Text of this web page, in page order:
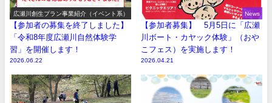
広瀬川創生プラン事業紹介（イベント系）
【参加者の募集を終了しました】
「令和8年度広瀬川自然体験学
習」を開催します！
2026.06.22
News
【参加者募集】 5月5日に「広瀬
川ボート・カヤック体験」（おや
こフェス）を実施します！
2026.04.21